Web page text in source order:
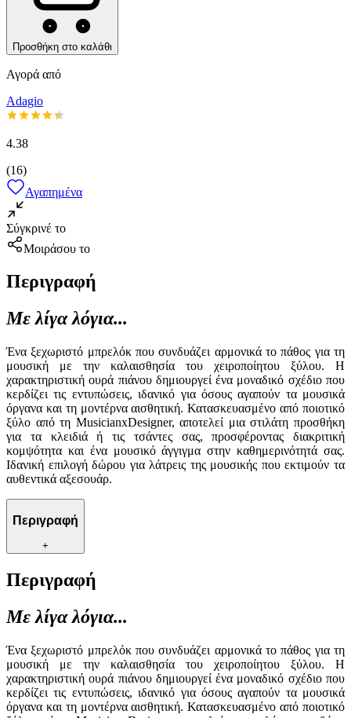
Προσθήκη στο καλάθι
Αγορά από
Adagio
4.38
(16)
Αγαπημένα
Σύγκρινέ το
Μοιράσου το
Περιγραφή
Με λίγα λόγια...
Ένα ξεχωριστό μπρελόκ που συνδυάζει αρμονικά το πάθος για τη
μουσική με την καλαισθησία του χειροποίητου ξύλου. Η
χαρακτηριστική ουρά πιάνου δημιουργεί ένα μοναδικό σχέδιο που
κερδίζει τις εντυπώσεις, ιδανικό για όσους αγαπούν τα μουσικά
όργανα και τη μοντέρνα αισθητική. Κατασκευασμένο από ποιοτικό
ξύλο από τη MusicianxDesigner, αποτελεί μια στιλάτη προσθήκη
για τα κλειδιά ή τις τσάντες σας, προσφέροντας διακριτική
κομψότητα και ένα μουσικό άγγιγμα στην καθημερινότητά σας.
Ιδανική επιλογή δώρου για λάτρεις της μουσικής που εκτιμούν τα
αυθεντικά αξεσουάρ.
Περιγραφή
+
Περιγραφή
Με λίγα λόγια...
Ένα ξεχωριστό μπρελόκ που συνδυάζει αρμονικά το πάθος για τη
μουσική με την καλαισθησία του χειροποίητου ξύλου. Η
χαρακτηριστική ουρά πιάνου δημιουργεί ένα μοναδικό σχέδιο που
κερδίζει τις εντυπώσεις, ιδανικό για όσους αγαπούν τα μουσικά
όργανα και τη μοντέρνα αισθητική. Κατασκευασμένο από ποιοτικό